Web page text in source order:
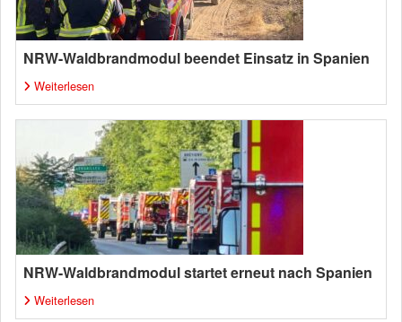
NRW-Waldbrandmodul beendet Einsatz in Spanien
Weiterlesen
NRW-Waldbrandmodul startet erneut nach Spanien
Weiterlesen